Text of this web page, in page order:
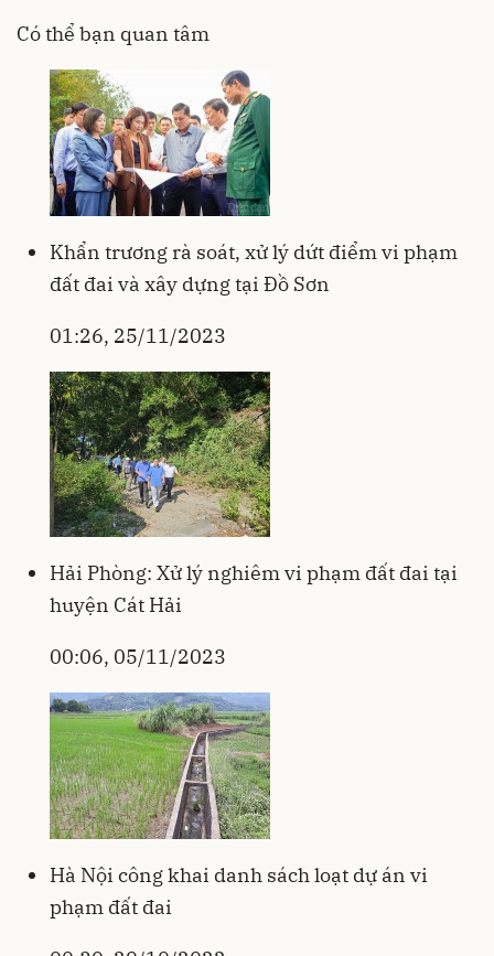
Có thể bạn quan tâm
Khẩn trương rà soát, xử lý dứt điểm vi phạm
đất đai và xây dựng tại Đồ Sơn
01:26, 25/11/2023
Hải Phòng: Xử lý nghiêm vi phạm đất đai tại
huyện Cát Hải
00:06, 05/11/2023
Hà Nội công khai danh sách loạt dự án vi
phạm đất đai